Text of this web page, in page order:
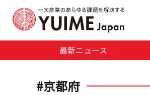
最新ニュース
#京都府